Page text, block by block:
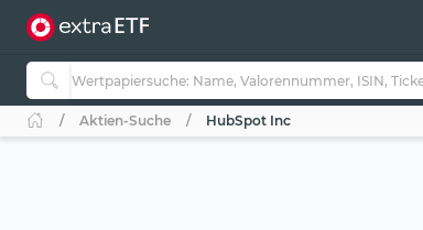
Aktien-Suche HubSpot Inc